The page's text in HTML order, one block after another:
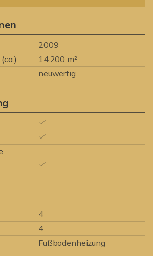
2009
14.200 m²
neuwertig
4
4
Fußbodenheizung